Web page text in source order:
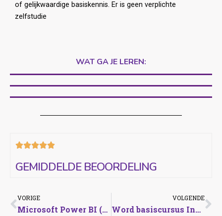
of gelijkwaardige basiskennis. Er is geen verplichte
zelfstudie
WAT GA JE LEREN:

GEMIDDELDE BEOORDELING
VORIGE
Microsoft Power BI (2/3) “Visuals en formules”.
VOLGENDE
Word basiscursus InCompany